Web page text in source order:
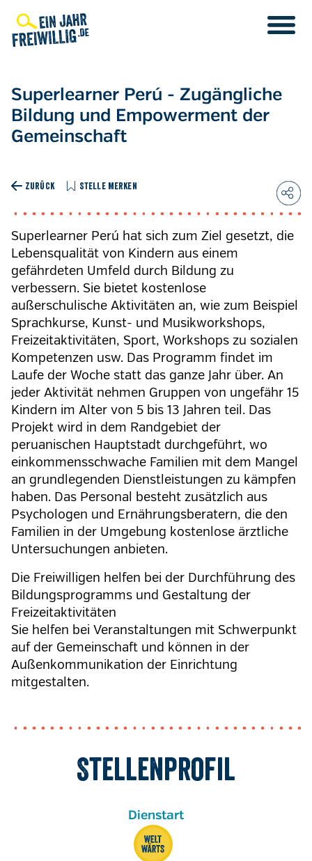
zum
Inhalt
Superlearner Perú - Zugängliche
Bildung und Empowerment der
Gemeinschaft
ZURÜCK STELLE MERKEN
Superlearner Perú hat sich zum Ziel gesetzt, die
Lebensqualität von Kindern aus einem
gefährdeten Umfeld durch Bildung zu
verbessern. Sie bietet kostenlose
außerschulische Aktivitäten an, wie zum Beispiel
Sprachkurse, Kunst- und Musikworkshops,
Freizeitaktivitäten, Sport, Workshops zu sozialen
Kompetenzen usw. Das Programm findet im
Laufe der Woche statt das ganze Jahr über. An
jeder Aktivität nehmen Gruppen von ungefähr 15
Kindern im Alter von 5 bis 13 Jahren teil. Das
Projekt wird in dem Randgebiet der
peruanischen Hauptstadt durchgeführt, wo
einkommensschwache Familien mit dem Mangel
an grundlegenden Dienstleistungen zu kämpfen
haben. Das Personal besteht zusätzlich aus
Psychologen und Ernährungsberatern, die den
Familien in der Umgebung kostenlose ärztliche
Untersuchungen anbieten.
Die Freiwilligen helfen bei der Durchführung des
Bildungsprogramms und Gestaltung der
Freizeitaktivitäten
Sie helfen bei Veranstaltungen mit Schwerpunkt
auf der Gemeinschaft und können in der
Außenkommunikation der Einrichtung
mitgestalten.
Stellenprofil